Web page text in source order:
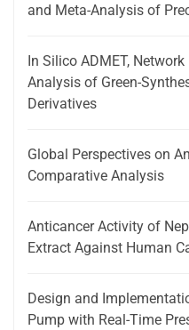
and Meta-Analysis of
In Silico ADMET,
Analysis of Green-
Derivatives
Global Perspectives on
Comparative Analysis
Anticancer Activity of
Extract Against Human
Design and
Pump with Real-Time